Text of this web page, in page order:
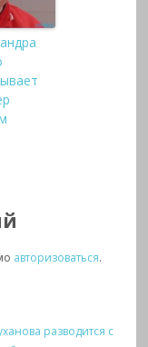
авторизоваться.
разводится с